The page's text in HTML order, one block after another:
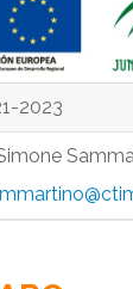
2023